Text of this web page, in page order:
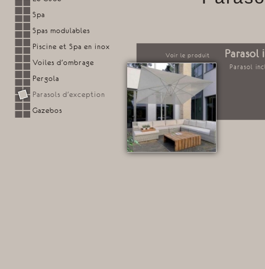
Spa
Spas modulables
Piscine et Spa en inox
Voiles d'ombrage
Pergola
Parasols d'exception
Gazebos
Voir le produit Parasol
Parasol